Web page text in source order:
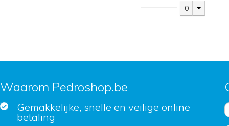
0
Waarom Pedroshop.be
Gemakkelijke, snelle en veilige online
betaling